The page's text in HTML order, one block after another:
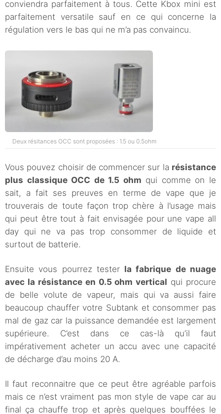
conviendra parfaitement à tous. Cette Kbox mini est
parfaitement versatile sauf en ce qui concerne la
régulation vers le bas qui ne m’a pas convaincu.
Deux résitances OCC sont proposées : 1.5 ou 0.5ohm
Vous pouvez choisir de commencer sur la résistance
plus classique OCC de 1.5 ohm qui comme on le
sait, a fait ses preuves en terme de vape que je
trouverais de toute façon trop chère à l’usage mais
qui peut être tout à fait envisagée pour une vape all
day qui ne va pas trop consommer de liquide et
surtout de batterie.
Ensuite vous pourrez tester la fabrique de nuage
avec la résistance en 0.5 ohm vertical qui procure
de belle volute de vapeur, mais qui va aussi faire
beaucoup chauffer votre Subtank et consommer pas
mal de gaz car la puissance demandée est largement
supérieure. C’est dans ce cas-là qu’il faut
impérativement acheter un accu avec une capacité
de décharge d’au moins 20 A.
Il faut reconnaitre que ce peut être agréable parfois
mais ce n’est vraiment pas mon style de vape car au
final ça chauffe trop et après quelques bouffées le